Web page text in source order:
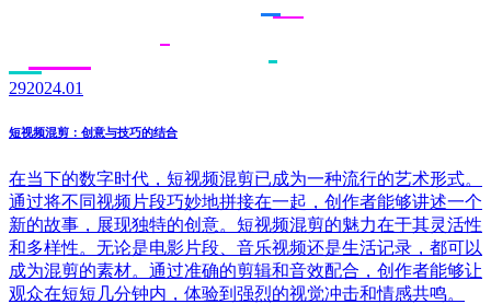
292024.01
短视频混剪：创意与技巧的结合
在当下的数字时代，短视频混剪已成为一种流行的艺术形式。
通过将不同视频片段巧妙地拼接在一起，创作者能够讲述一个
新的故事，展现独特的创意。短视频混剪的魅力在于其灵活性
和多样性。无论是电影片段、音乐视频还是生活记录，都可以
成为混剪的素材。通过准确的剪辑和音效配合，创作者能够让
观众在短短几分钟内，体验到强烈的视觉冲击和情感共鸣。